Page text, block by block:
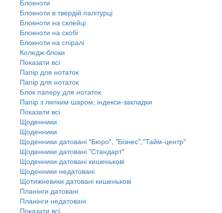
Блокноти
Блокноти в твердій палітурці
Блокноти на склейці
Блокноти на скобі
Блокноти на спіралі
Коледж-блоки
Показати всі
Папір для нотаток
Папір для нотаток
Блок паперу для нотаток
Папір з липким шаром, індекси-закладки
Показати всі
Щоденники
Щоденники
Щоденники датовані "Бюро", "Бізнес","Тайм-центр"
Щоденники датовані "Стандарт"
Щоденники датовані кишенькові
Щоденники недатовані
Щотижневики датовані кишенькові
Планінги датовані
Планінги недатовані
Показати всі